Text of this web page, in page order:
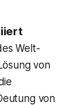
Welt-
von
von